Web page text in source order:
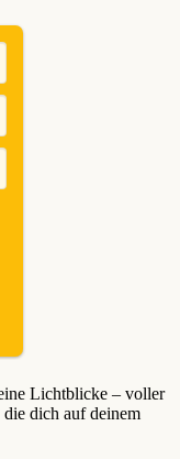
Lichtblicke – voller
dich auf deinem